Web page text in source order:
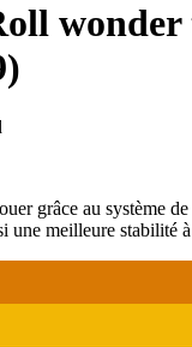
)
grâce au système
une meilleure stabilité